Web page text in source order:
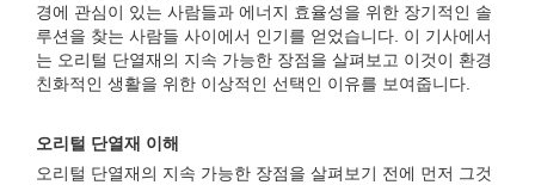
경에 관심이 있는 사람들과 에너지 효율성을 위한 장기적인 솔
루션을 찾는 사람들 사이에서 인기를 얻었습니다. 이 기사에서
는 오리털 단열재의 지속 가능한 장점을 살펴보고 이것이 환경
친화적인 생활을 위한 이상적인 선택인 이유를 보여줍니다.
오리털 단열재 이해
오리털 단열재의 지속 가능한 장점을 살펴보기 전에 먼저 그것